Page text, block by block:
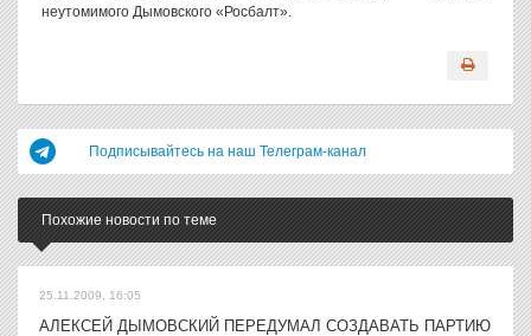
неутомимого Дымовского «Росбалт».
Подписывайтесь на наш Телеграм-канал
Похожие новости по теме
25.11.2009, 16:05
АЛЕКСЕЙ ДЫМОВСКИЙ ПЕРЕДУМАЛ СОЗДАВАТЬ ПАРТИЮ